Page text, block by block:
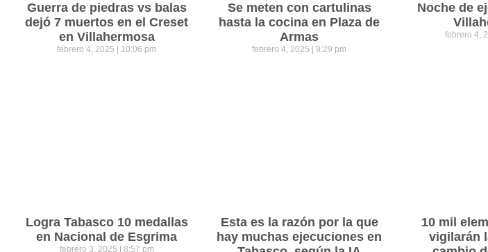
Guerra de piedras vs balas
dejó 7 muertos en el Creset
en Villahermosa
febrero 4, 2025 10:06 pm
Se meten con cartulinas
hasta la cocina en Plaza de
Armas
febrero 4, 2025 9:29 pm
Noche de
febrero 4,
Logra Tabasco 10 medallas
en Nacional de Esgrima
febrero 3, 2025 8:57 pm
Esta es la razón por la que
hay muchas ejecuciones en
10 mil
vigilarán